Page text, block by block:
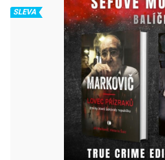
SLEVA